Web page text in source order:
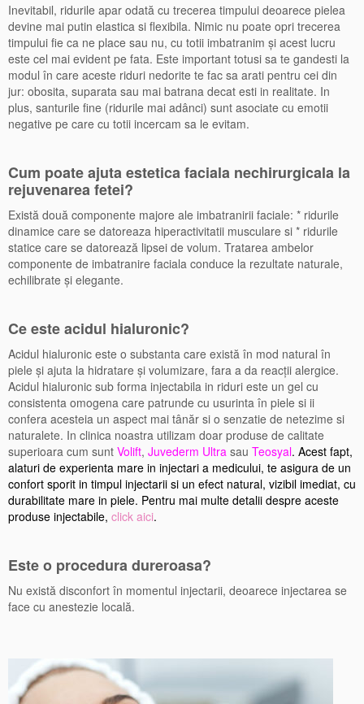
Inevitabil, ridurile apar odată cu trecerea timpului deoarece pielea
devine mai putin elastica si flexibila. Nimic nu poate opri trecerea
timpului fie ca ne place sau nu, cu totii imbatranim şi acest lucru
este cel mai evident pe fata. Este important totusi sa te gandesti la
modul în care aceste riduri nedorite te fac sa arati pentru cei din
jur: obosita, suparata sau mai batrana decat esti in realitate. In
plus, santurile fine (ridurile mai adânci) sunt asociate cu emotii
negative pe care cu totii incercam sa le evitam.
Cum poate ajuta estetica faciala nechirurgicala la
rejuvenarea fetei?
Există două componente majore ale imbatranirii faciale: * ridurile
dinamice care se datoreaza hiperactivitatii musculare si * ridurile
statice care se datorează lipsei de volum. Tratarea ambelor
componente de imbatranire faciala conduce la rezultate naturale,
echilibrate şi elegante.
Ce este acidul hialuronic?
Acidul hialuronic este o substanta care există în mod natural în
piele şi ajuta la hidratare şi volumizare, fara a da reacţii alergice.
Acidul hialuronic sub forma injectabila in riduri este un gel cu
consistenta omogena care patrunde cu usurinta în piele si ii
confera acesteia un aspect mai tânăr si o senzatie de netezime si
naturalete. In clinica noastra utilizam doar produse de calitate
superioara cum sunt Volift, Juvederm Ultra sau Teosyal. Acest fapt,
alaturi de experienta mare in injectari a medicului, te asigura de un
confort sporit in timpul injectarii si un efect natural, vizibil imediat, cu
durabilitate mare in piele. Pentru mai multe detalii despre aceste
produse injectabile, click aici.
Este o procedura dureroasa?
Nu există disconfort în momentul injectarii, deoarece injectarea se
face cu anestezie locală.